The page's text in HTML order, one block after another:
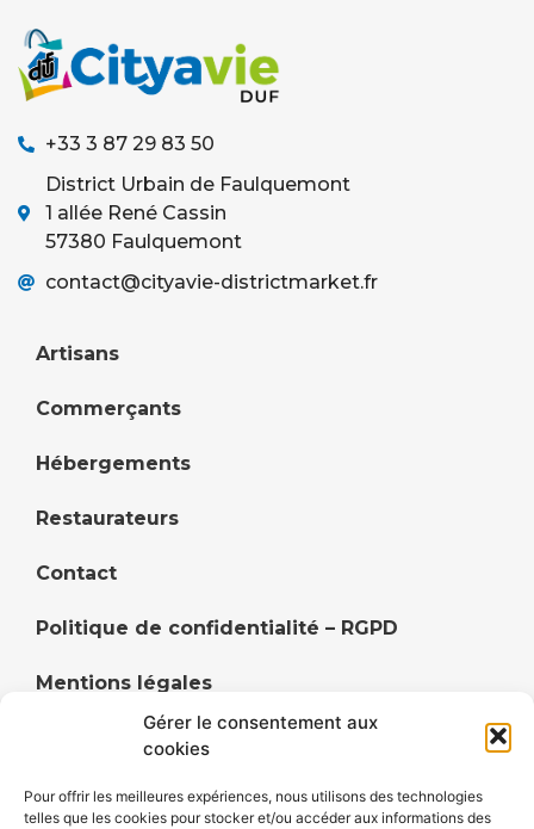
Gérer le consentement aux
cookies
Pour offrir les meilleures expériences, nous utilisons des technologies
telles que les cookies pour stocker et/ou accéder aux informations des
+33 3 87 29 83 50
District Urbain de Faulquemont
1 allée René Cassin
57380 Faulquemont
contact@cityavie-districtmarket.fr
Artisans
Commerçants
Hébergements
Restaurateurs
Contact
Politique de confidentialité – RGPD
Mentions légales
Politique de cookies (UE)